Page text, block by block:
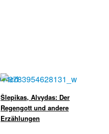
Šlepikas, Alvydas: Der
Regengott und andere
Erzählungen